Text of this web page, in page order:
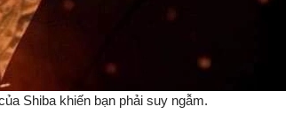
Shiba khiến bạn phải suy ngẫm.